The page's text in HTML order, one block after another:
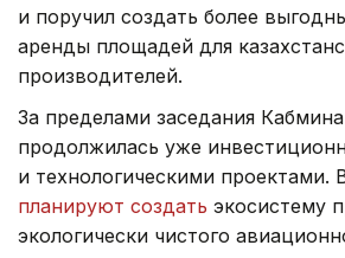
и поручил создать более
аренды площадей для
производителей.
За пределами заседания
продолжилась уже
и технологическими проектами.
планируют создать экосистему
экологически чистого